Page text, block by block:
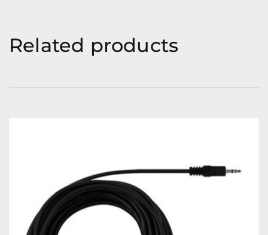
Related products